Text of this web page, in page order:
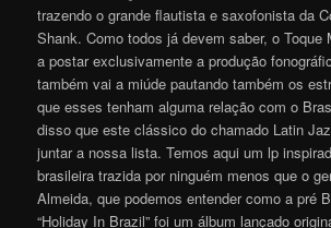
trazendo o grande flautista e saxofonista da
Shank. Como todos já devem saber, o Toque
a postar exclusivamente a produção
também vai a miúde pautando também os
que esses tenham alguma relação com o
disso que este clássico do chamado Latin
juntar a nossa lista. Temos aqui um lp
brasileira trazida por ninguém menos que o
Almeida, que podemos entender como a pré
“Holiday In Brazil” foi um álbum lançado